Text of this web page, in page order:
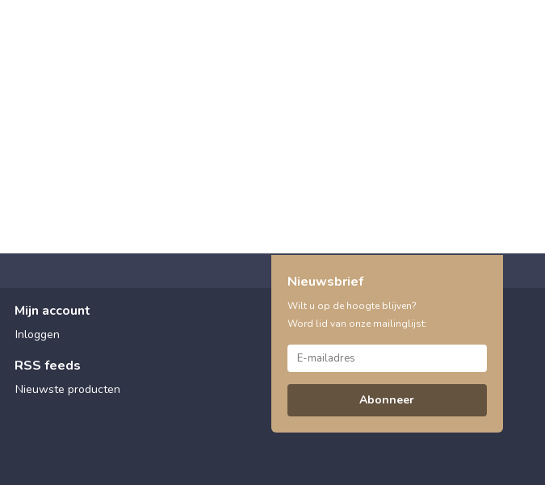
Mijn account
Inloggen
RSS feeds
Nieuwste producten
Nieuwsbrief
Wilt u op de hoogte blijven?
Word lid van onze mailinglijst:
Abonneer